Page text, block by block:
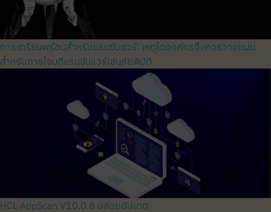
การเตรียมพร้อมสำหรับแรนซัมแวร์: เหตุใดองค์กรจึงควรวางแผน
สำหรับการโจมตีแรนซัมแวร์เช่นภัยพิบัติ
HCL AppScan V10.0.8 ปล่อยอัปเดต